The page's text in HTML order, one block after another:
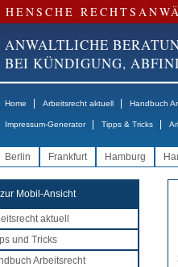
HENSCHE
ANWALTLICHE
BEI KÜNDIGUNG,
Home Arbeitsrecht aktuell Handbuch
Impressum-Generator Tipps & Tricks
Berlin Frankfurt Hamburg
Mobil-Ansicht
aktuell
und Tricks
Arbeitsrecht